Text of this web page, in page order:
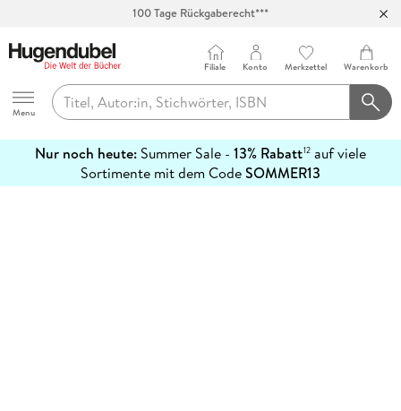
100 Tage Rückgaberecht***
Hugendubel
Menu
Filiale Konto Merkzettel Warenkorb
Nur noch heute: Summer Sale - 13% Rabatt12 auf viele
Sortimente mit dem CodeSOMMER13
erfahren